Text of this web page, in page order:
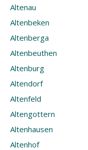
Altenau
Altenbeken
Altenberga
Altenbeuthen
Altenburg
Altendorf
Altenfeld
Altengottern
Altenhausen
Altenhof